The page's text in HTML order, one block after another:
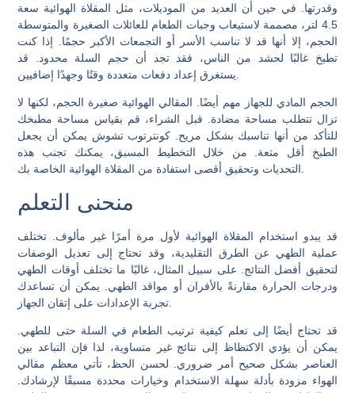
وقدرتها. في حين أن العديد من الموديلات، مثل المقلاة الهوائية سعة
4.5 لتر، مصممة لاستيعاب وجبات الطعام للعائلات الصغيرة والمتوسطة
الحجم، إلا أنها قد لا تناسب الأسر أو التجمعات الأكبر حجمًا. إذا كنت
تطبخ غالبًا لحشد من الناس، فقد تجد أن حجم السلة محدود. قد
الحجم المادي للجهاز مهم أيضًا. المقالي الهوائية صغيرة الحجم، لكنها لا
تزال تتطلب مساحة مضادة. قبل الشراء، قم بقياس مساحة مطبخك
للتأكد من أنها تناسبك بشكل مريح. كونترتوب تشوش يمكن أن يجعل
الطبخ أقل متعة. من خلال التخطيط المسبق، يمكنك تجنب هذه
التحديات وتحقيق أقصى استفادة من المقلاة الهوائية الخاصة بك.
منحنى التعلم
قد يبدو استخدام المقلاة الهوائية لأول مرة أمرًا غير مألوف. تختلف
عملية الطهي عن الطرق التقليدية، وقد تحتاج إلى تعديل الوصفات
لتحقيق أفضل النتائج. على سبيل المثال، غالبًا ما تختلف أوقات الطهي
ودرجات الحرارة مقارنةً بالأفران أو مواقد الطهي. يمكن أن تساعدك
قد تحتاج أيضًا إلى تعلم كيفية ترتيب الطعام في السلة حتى للطهي.
يمكن أن يؤدي الاكتظاظ إلى نتائج غير متساوية، لذا فإن التباعد بين
العناصر بشكل صحيح أمر ضروري. لحسن الحظ، تأتي معظم مقالي
الهواء مزودة بأدلة سهلة الاستخدام وخيارات محددة مسبقًا لإرشادك.